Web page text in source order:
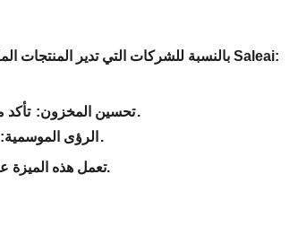
بالنسبة للشركات التي تدير المنتجات المادية ، فإن مواءمة توقعات المبيعات مع تخطيط المخزون أمر بالغ الأهمية. عروض Saleai:
تحسين المخزون:تأكد من محاذاة مستويات الأسهم مع المبيعات المتوقعة لتجنب التغلب على التخزين.
الرؤى الموسمية: حساب الاتجاهات الموسمية لتخطيط استراتيجيات المخزون والتسويق بفعالية.
تعمل هذه الميزة على تحسين الكفاءة التشغيلية وتضمن تخصيص الموارد حيث تكون هناك حاجة إليها.